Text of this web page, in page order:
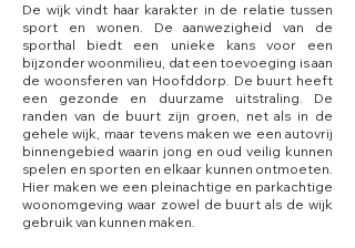
De wijk vindt haar karakter in de relatie tussen
sport en wonen. De aanwezigheid van de
sporthal biedt een unieke kans voor een
bijzonder woonmilieu, dat een toevoeging is aan
de woonsferen van Hoofddorp. De buurt heeft
een gezonde en duurzame uitstraling. De
randen van de buurt zijn groen, net als in de
gehele wijk, maar tevens maken we een autovrij
binnengebied waarin jong en oud veilig kunnen
spelen en sporten en elkaar kunnen ontmoeten.
Hier maken we een pleinachtige en parkachtige
woonomgeving waar zowel de buurt als de wijk
gebruik van kunnen maken.